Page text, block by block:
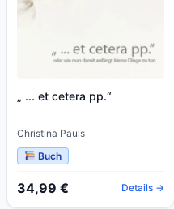
„ ... et cetera pp.“
Christina Pauls
Buch
34,99 € Details →